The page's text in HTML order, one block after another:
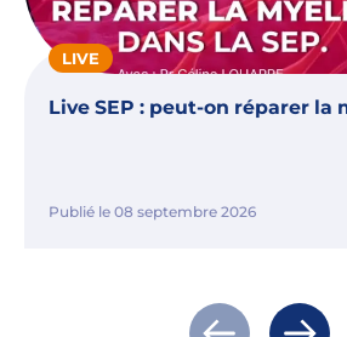
LIVE
Live SEP : peut-on réparer la
Publié le 08 septembre 2026